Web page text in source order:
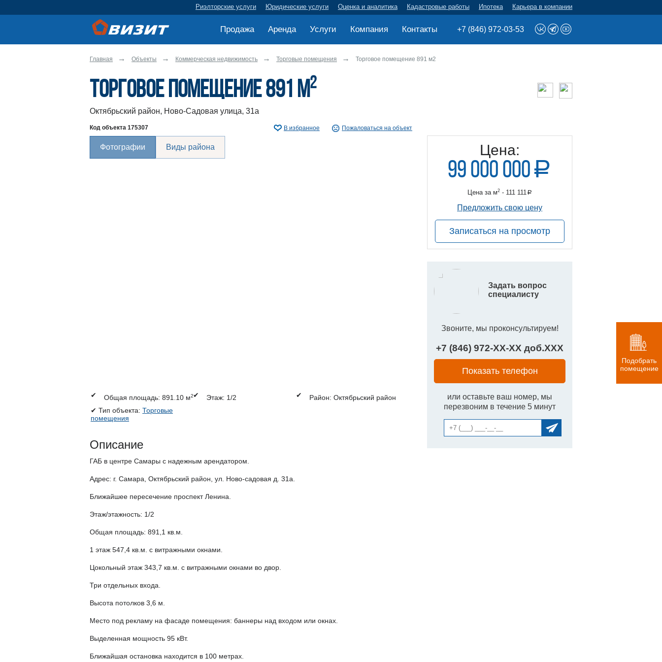
Риэлторские услуги Юридические услуги Оценка и аналитика Кадастровые работы Ипотека Карьера в компании
+7 (846) 972-03-53
Продажа Аренда Услуги Компания Контакты
Главная Объекты Коммерческая недвижимость Торговые помещения Торговое помещение 891 м2
Торговое помещение 891 м2
Октябрьский район, Ново-Садовая улица, 31а
Код объекта 175307 В избранное Пожаловаться на объект
Фотографии Виды района
✔ Общая площадь: 891.10 м2✔ Этаж: 1/2 ✔
Район: Октябрьский район
✔ Тип объекта: Торговые
помещения
Описание
ГАБ в центре Самары с надежным арендатором.
Адрес: г. Самара, Октябрьский район, ул. Ново-садовая д. 31а.
Ближайшее пересечение проспект Ленина.
Этаж/этажность: 1/2
Общая площадь: 891,1 кв.м.
1 этаж 547,4 кв.м. с витражными окнами.
Цокольный этаж 343,7 кв.м. с витражными окнами во двор.
Три отдельных входа.
Высота потолков 3,6 м.
Место под рекламу на фасаде помещения: баннеры над входом или окнах.
Выделенная мощность 95 кВт.
Ближайшая остановка находится в 100 метрах.
Цена:
99 000 000 a
руб.Цена за м2 - 111 111 a
Предложить свою цену
Записаться на просмотр
Задать вопрос
специалисту
Звоните, мы проконсультируем!
+7 (846) 972-XX-XX доб.XXX
Показать телефон
или оставьте ваш номер, мы
перезвоним в течение 5 минут
Подобрать
помещение